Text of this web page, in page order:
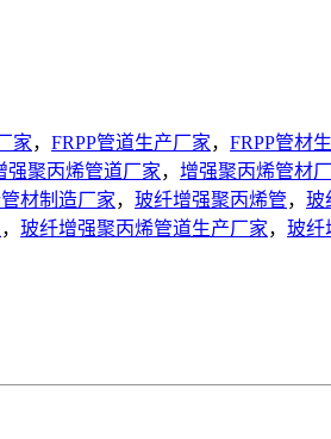
家， FRPP管道生产厂家， FRPP管材
强聚丙烯管道厂家， 增强聚丙烯管材
材制造厂家， 玻纤增强聚丙烯管， 玻
， 玻纤增强聚丙烯管道生产厂家， 玻纤